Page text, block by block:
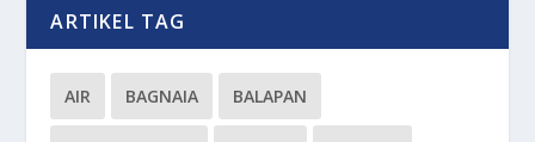
ARTIKEL TAG
AIR BAGNAIA BALAPAN